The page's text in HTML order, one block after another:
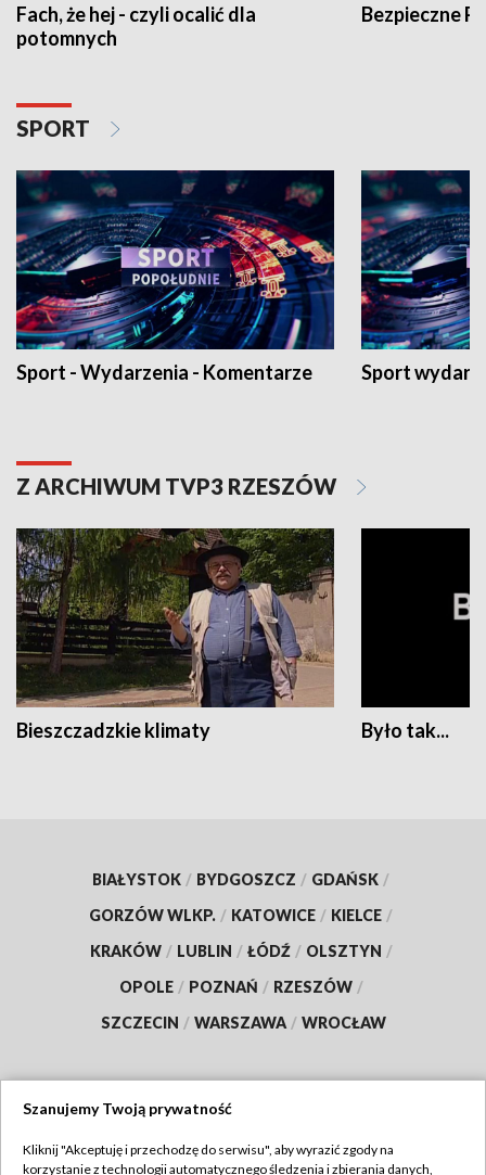
Fach, że hej - czyli ocalić dla
potomnych
Bezpieczne
SPORT
Sport - Wydarzenia - Komentarze Sport
Z ARCHIWUM TVP3 RZESZÓW
Bieszczadzkie klimaty Było tak...
BIAŁYSTOK / BYDGOSZCZ / GDAŃSK /
GORZÓW WLKP. / KATOWICE / KIELCE /
KRAKÓW / LUBLIN / ŁÓDŹ / OLSZTYN /
OPOLE / POZNAŃ / RZESZÓW /
SZCZECIN / WARSZAWA / WROCŁAW
Szanujemy Twoją prywatność
Kliknij "Akceptuję i przechodzę do serwisu", aby wyrazić zgody na
korzystanie z technologii automatycznego śledzenia i zbierania danych,